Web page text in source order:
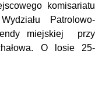
komisariatu
Patrolowo-
miejskiej przy
O losie 25-